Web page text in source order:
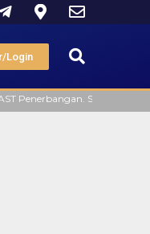
Login
Penerbangan. Saat ini